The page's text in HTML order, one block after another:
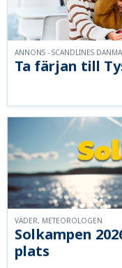
Ta färjan till
ANNONS - SCANDLINES
Solkampen
plats
VÄDER, METEOROLOGEN